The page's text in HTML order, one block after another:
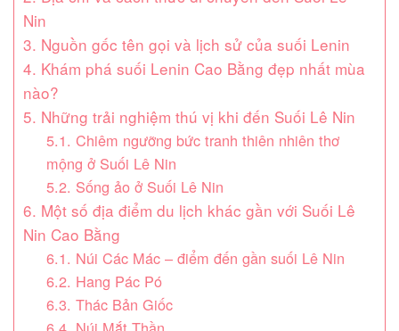
Nin
3. Nguồn gốc tên gọi và lịch sử của suối Lenin
4. Khám phá suối Lenin Cao Bằng đẹp nhất mùa
nào?
5. Những trải nghiệm thú vị khi đến Suối Lê Nin
5.1. Chiêm ngưỡng bức tranh thiên nhiên thơ
mộng ở Suối Lê Nin
5.2. Sống ảo ở Suối Lê Nin
6. Một số địa điểm du lịch khác gần với Suối Lê
Nin Cao Bằng
6.1. Núi Các Mác – điểm đến gần suối Lê Nin
6.2. Hang Pác Pó
6.3. Thác Bản Giốc